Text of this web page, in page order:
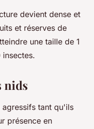
devient dense et
et réserves de
une taille de 1
nids
agressifs tant qu'ils
présence en